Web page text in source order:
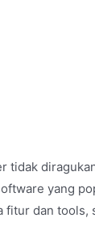
tidak
yang
fitur dan tools,